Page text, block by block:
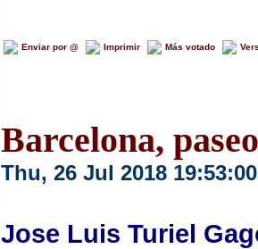
Enviar por @ Imprimir Más votado
Barcelona,
Thu, 26 Jul 2018 19:53:00
Jose Luis Turiel